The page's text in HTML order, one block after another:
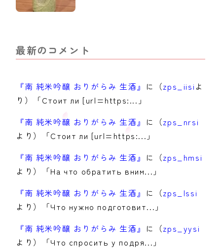
最新のコメント
『南 純米吟醸 おりがらみ 生酒』 に（zps_iisi よ
り）「Стоит ли [url=https:...」
『南 純米吟醸 おりがらみ 生酒』 に（zps_nrsi
より）「Стоит ли [url=https:...」
『南 純米吟醸 おりがらみ 生酒』 に（zps_hmsi
より）「На что обратить вним...」
『南 純米吟醸 おりがらみ 生酒』 に（zps_lssi
より）「Что нужно подготовит...」
『南 純米吟醸 おりがらみ 生酒』 に（zps_yysi
より）「Что спросить у подря...」